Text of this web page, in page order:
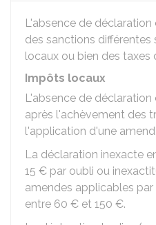
L'absence de
des sanctions
locaux ou bien des taxes
Impôts locaux
L'absence de
après l'achèvement des
l'application d'une
La déclaration inexacte
15 € par oubli ou
amendes applicables
entre 60 € et 150 €.